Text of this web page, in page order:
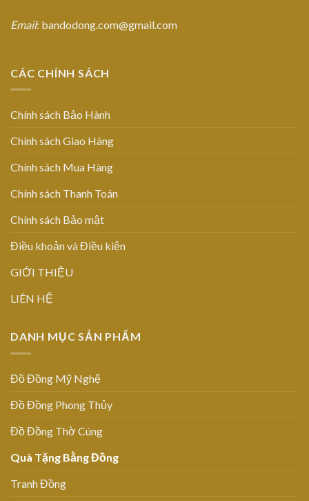
Email: bandodong.com@gmail.com
CÁC CHÍNH SÁCH
Chính sách Bảo Hành
Chính sách Giao Hàng
Chính sách Mua Hàng
Chính sách Thanh Toán
Chính sách Bảo mật
Điều khoản và Điều kiện
GIỚI THIỆU
LIÊN HỆ
DANH MỤC SẢN PHẨM
Đồ Đồng Mỹ Nghệ
Đồ Đồng Phong Thủy
Đồ Đồng Thờ Cúng
Quà Tặng Bằng Đồng
Tranh Đồng